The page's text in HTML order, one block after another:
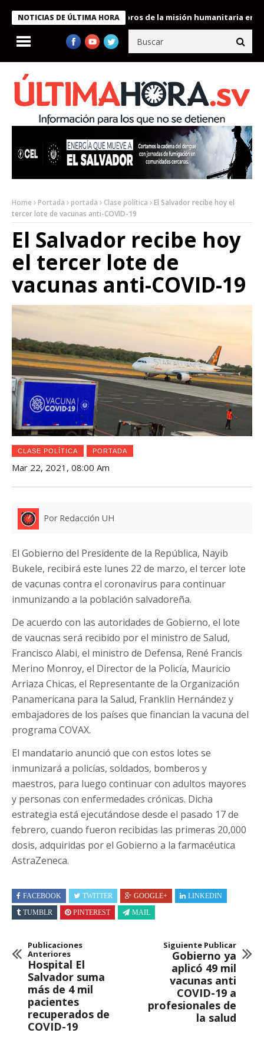
NOTICIAS DE ÚLTIMA HORA
Bukele condecora a miembros de la misión humanitaria enviada
Home Portada portada Clase política
El Salvador recibe hoy el
tercer lote de vacunas anti-COVID-19
El Salvador recibe hoy
el tercer lote de
vacunas anti-COVID-19
CLASE POLÍTICA PORTADA
Mar 22, 2021, 08:00 Am
Por Redacción UH
El Gobierno del Presidente de la República, Nayib
Bukele, recibirá este lunes 22 de marzo, el tercer lote
de vacunas contra el coronavirus para continuar
inmunizando a la población salvadoreña.
De acuerdo con las autoridades de Gobierno, el lote
de vaucnas será recibido por el ministro de Salud,
Francisco Alabi, el ministro de Defensa, René Francis
Merino Monroy, el Director de la Policía, Mauricio
Arriaza Chicas, el Representante de la Organización
Panamericana para la Salud, Franklin Hernández y
embajadores de los países que financian la vacuna del
programa COVAX.
El mandatario anunció que con estos lotes se
inmunizará a policías, soldados, bomberos y
maestros, para luego continuar con adultos mayores
y personas con enfermedades crónicas. Dicha
estrategia está ejecutándose desde el pasado 17 de
febrero, cuando fueron recibidas las primeras 20,000
dosis, adquiridas por el Gobierno a la farmacéutica
AstraZeneca.
FACEBOOK TWITTER GOOGLE+
LINKEDIN
TUMBLR
PINTEREST MAIL
Publicaciones
Anteriores
Hospital El
Salvador suma
más de 4 mil
pacientes
recuperados de
COVID-19
Siguiente Publicar
Gobierno ya
aplicó 49 mil
vacunas anti
COVID-19 a
profesionales de
la salud